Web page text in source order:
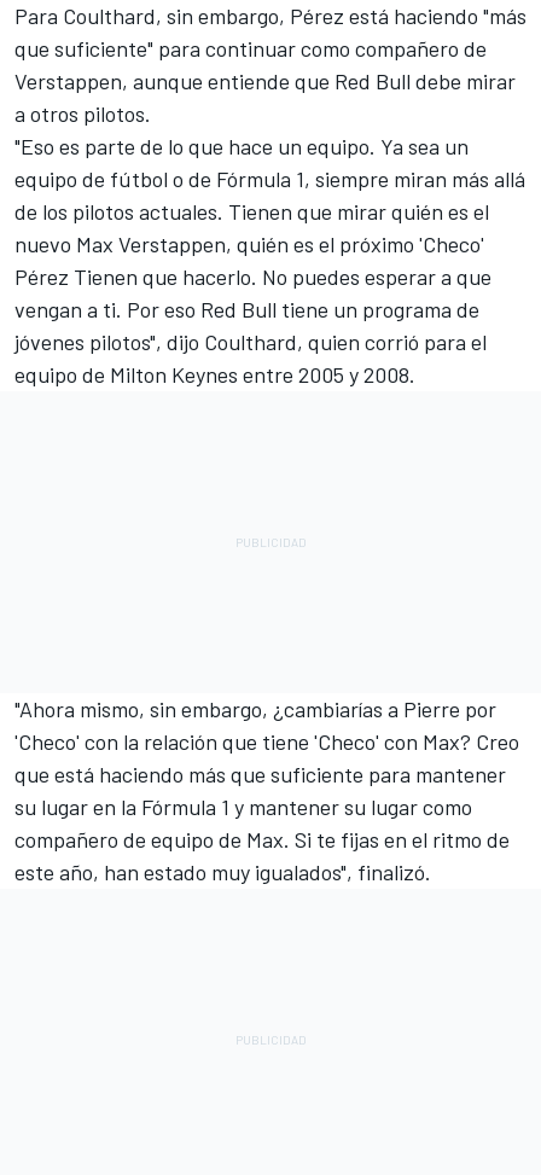
Para Coulthard, sin embargo, Pérez está haciendo "más
que suficiente" para continuar como compañero de
Verstappen, aunque entiende que Red Bull debe mirar
a otros pilotos.
"Eso es parte de lo que hace un equipo. Ya sea un
equipo de fútbol o de Fórmula 1, siempre miran más allá
de los pilotos actuales. Tienen que mirar quién es el
nuevo Max Verstappen, quién es el próximo 'Checo'
Pérez Tienen que hacerlo. No puedes esperar a que
vengan a ti. Por eso Red Bull tiene un programa de
jóvenes pilotos", dijo Coulthard, quien corrió para el
equipo de Milton Keynes entre 2005 y 2008.
"Ahora mismo, sin embargo, ¿cambiarías a Pierre por
'Checo' con la relación que tiene 'Checo' con Max? Creo
que está haciendo más que suficiente para mantener
su lugar en la Fórmula 1 y mantener su lugar como
compañero de equipo de Max. Si te fijas en el ritmo de
este año, han estado muy igualados", finalizó.